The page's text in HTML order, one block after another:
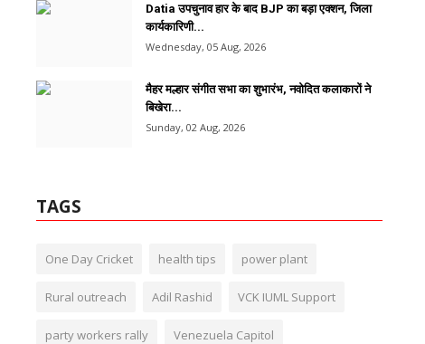
Datia उपचुनाव हार के बाद BJP का बड़ा एक्शन, जिला
कार्यकारिणी...
Wednesday, 05 Aug, 2026
मैहर मल्हार संगीत सभा का शुभारंभ, नवोदित कलाकारों ने
बिखेरा...
Sunday, 02 Aug, 2026
TAGS
One Day Cricket health tips power plant
Rural outreach Adil Rashid VCK IUML Support
party workers rally Venezuela Capitol